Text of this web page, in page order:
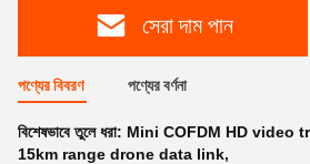
সেরা দাম পান
পণ্যের বিবরণ পণ্যের বর্ণনা
বিশেষভাবে তুলে ধরা: Mini COFDM HD video
15km range drone data link,